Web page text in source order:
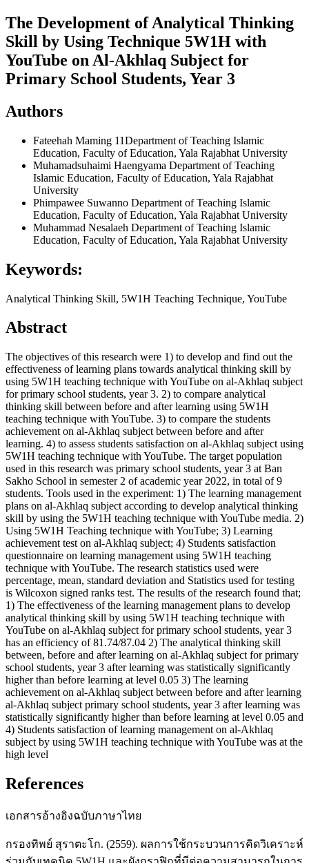
The Development of Analytical Thinking
Skill by Using Technique 5W1H with
YouTube on Al-Akhlaq Subject for
Primary School Students, Year 3
Authors
Fateehah Maming 11Department of Teaching Islamic
Education, Faculty of Education, Yala Rajabhat University
Muhamadsuhaimi Haengyama Department of Teaching
Islamic Education, Faculty of Education, Yala Rajabhat
University
Phimpawee Suwanno Department of Teaching Islamic
Education, Faculty of Education, Yala Rajabhat University
Muhammad Nesalaeh Department of Teaching Islamic
Education, Faculty of Education, Yala Rajabhat University
Keywords:
Analytical Thinking Skill, 5W1H Teaching Technique, YouTube
Abstract
The objectives of this research were 1) to develop and find out the
effectiveness of learning plans towards analytical thinking skill by
using 5W1H teaching technique with YouTube on al-Akhlaq subject
for primary school students, year 3. 2) to compare analytical
thinking skill between before and after learning using 5W1H
teaching technique with YouTube. 3) to compare the students
achievement on al-Akhlaq subject between before and after
learning. 4) to assess students satisfaction on al-Akhlaq subject using
5W1H teaching technique with YouTube. The target population
used in this research was primary school students, year 3 at Ban
Sakho School in semester 2 of academic year 2022, in total of 9
students. Tools used in the experiment: 1) The learning management
plans on al-Akhlaq subject according to develop analytical thinking
skill by using the 5W1H teaching technique with YouTube media. 2)
Using 5W1H Teaching technique with YouTube; 3) Learning
achievement test on al-Akhlaq subject; 4) Students satisfaction
questionnaire on learning management using 5W1H teaching
technique with YouTube. The research statistics used were
percentage, mean, standard deviation and Statistics used for testing
is Wilcoxon signed ranks test. The results of the research found that;
1) The effectiveness of the learning management plans to develop
analytical thinking skill by using 5W1H teaching technique with
YouTube on al-Akhlaq subject for primary school students, year 3
has an efficiency of 81.74/87.04 2) The analytical thinking skill
between, before and after learning on al-Akhlaq subject for primary
school students, year 3 after learning was statistically significantly
higher than before learning at level 0.05 3) The learning
achievement on al-Akhlaq subject between before and after learning
al-Akhlaq subject primary school students, year 3 after learning was
statistically significantly higher than before learning at level 0.05 and
4) Students satisfaction of learning management on al-Akhlaq
subject by using 5W1H teaching technique with YouTube was at the
high level
References
เอกสารอ้างอิงฉบับภาษาไทย
กรองทิพย์ สุราตะโก. (2559). ผลการใช้กระบวนการคิดวิเคราะห์